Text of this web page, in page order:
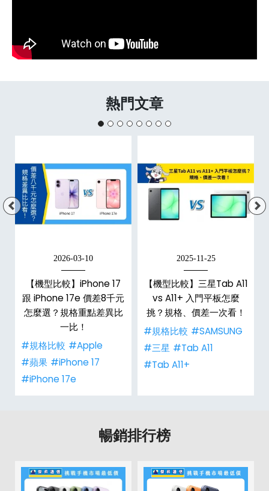
熱門文章
2026-03-10
【機型比較】iPhone 17
跟 iPhone 17e 價差8千元
怎麼選？規格重點差異比
一比！
#規格比較 #Apple
#蘋果 #iPhone 17
#iPhone 17e
2025-11-25
【機型比較】三星Tab A11
vs A11+ 入門平板怎麼
挑？規格、價差一次看！
#規格比較 #SAMSUNG
#三星 #Tab A11
#Tab A11+
暢銷排行榜